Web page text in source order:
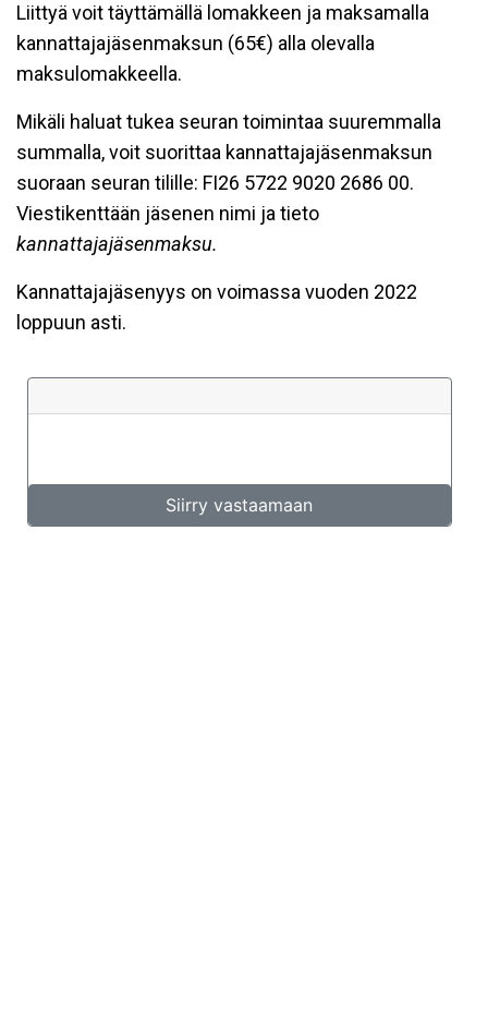
Liittyä voit täyttämällä lomakkeen ja maksamalla
kannattajajäsenmaksun (65€) alla olevalla
maksulomakkeella.
Mikäli haluat tukea seuran toimintaa suuremmalla
summalla, voit suorittaa kannattajajäsenmaksun
suoraan seuran tilille: FI26 5722 9020 2686 00.
Viestikenttään jäsenen nimi ja tieto
kannattajajäsenmaksu.
Kannattajajäsenyys on voimassa vuoden 2022
loppuun asti.